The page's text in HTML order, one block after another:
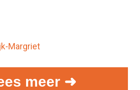
Margriet
meer ➜